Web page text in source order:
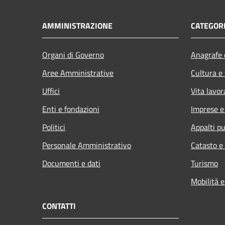
AMMINISTRAZIONE
Organi di Governo
Aree Amministrative
Uffici
Enti e fondazioni
Politici
Personale Amministrativo
Documenti e dati
Cultura
Vita
Imprese
Appalti
Catasto
Turismo
Mobilità
CONTATTI